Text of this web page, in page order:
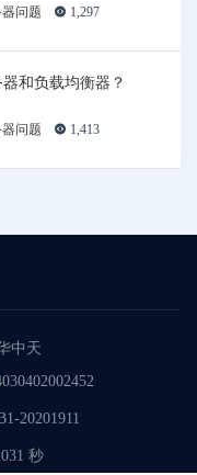
问题 1,297
和负载均衡器？
问题 1,413
中天
20201911
秒